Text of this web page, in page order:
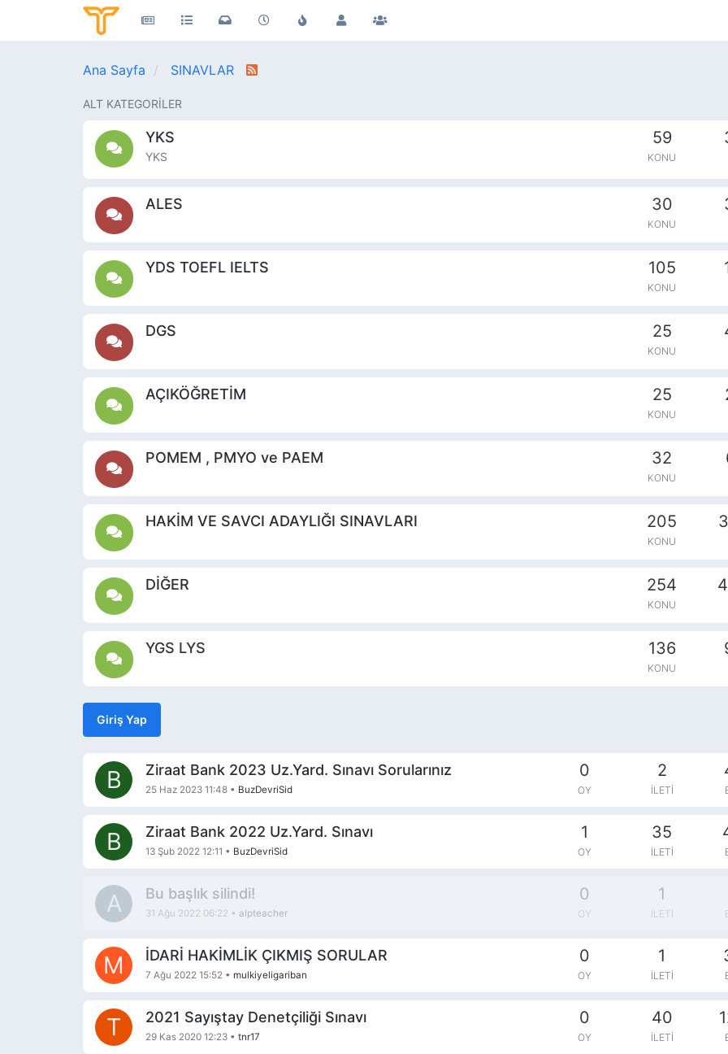
Ana Sayfa SINAVLAR
ALT KATEGORILER
YKS
YKS
59
KONU
ALES 30
KONU
YDS TOEFL IELTS 105
KONU
DGS 25
KONU
AÇIKÖĞRETİM 25
KONU
POMEM , PMYO ve PAEM 32
KONU
HAKİM VE SAVCI ADAYLIĞI SINAVLARI 205
KONU
DİĞER 254
KONU
YGS LYS 136
KONU
Giriş Yap
B Ziraat Bank 2023 Uz.Yard. Sınavı Sorularınız
25 Haz 2023 11:48 • BuzDevriSid
0
OY
2
İLETI
B Ziraat Bank 2022 Uz.Yard. Sınavı
13 Şub 2022 12:11 • BuzDevriSid
1
OY
35
İLETI
A Bu başlık silindi!
31 Ağu 2022 06:22 • alpteacher
0
OY
1
İLETI
M İDARİ HAKİMLİK ÇIKMIŞ SORULAR
7 Ağu 2022 15:52 • mulkiyeligariban
0
OY
1
İLETI
T 2021 Sayıştay Denetçiliği Sınavı
29 Kas 2020 12:23 • tnr17
0
OY
40
İLETI